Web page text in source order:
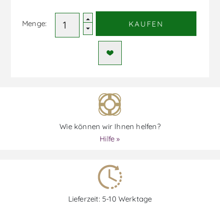
Menge: KAUFEN
Wie können wir Ihnen helfen?
Hilfe »
Lieferzeit: 5-10 Werktage